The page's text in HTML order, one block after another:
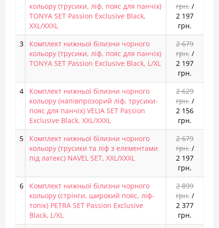
кольору (трусики, ліф, пояс для панчіх)
TONYA SET Passion Exclusive Black,
XXL/XXXL
грн./
2 197
грн.
3
Комплект нижньої білизни чорного
кольору (трусики, ліф, пояс для панчіх)
TONYA SET Passion Exclusive Black, L/XL
2 679
грн./
2 197
грн.
4
Комплект нижньої білизни чорного
кольору (напівпрозорий ліф, трусики-
пояс для панчіх) VELIA SET Passion
Exclusive Black, XXL/XXXL
2 629
грн./
2 156
грн.
5
Комплект нижньої білизни чорного
кольору (трусики та ліф з елементами
під латекс) NAVEL SET, XXL/XXXL
2 679
грн./
2 197
грн.
6
Комплект нижньої білизни чорного
кольору (стрінги, широкий пояс, ліф-
топік) PETRA SET Passion Exclusive
Black, L/XL
2 899
грн./
2 377
грн.